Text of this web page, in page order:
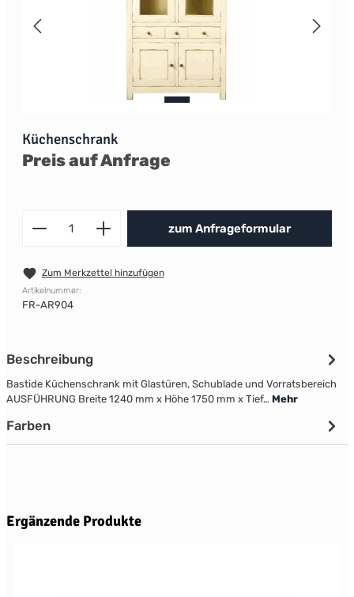
Küchenschrank
Preis auf Anfrage
Produkt Anzahl: Gib den
zum Anfrageformular
Zum Merkzettel hinzufügen
Artikelnummer:
FR-AR904
Beschreibung
Bastide Küchenschrank mit Glastüren, Schublade und Vorratsbereich
AUSFÜHRUNG Breite 1240 mm x Höhe 1750 mm x Tief… Mehr
Farben
Produktgalerie überspringen
Ergänzende Produkte